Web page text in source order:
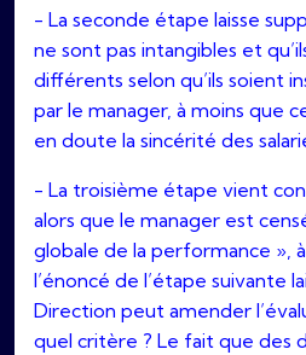
- La seconde étape laisse
ne sont pas intangibles et
différents selon qu’ils soient
par le manager, à moins que
en doute la sincérité des
- La troisième étape vient
alors que le manager est
globale de la performance »,
l’énoncé de l’étape suivante
Direction peut amender
quel critère ? Le fait que des